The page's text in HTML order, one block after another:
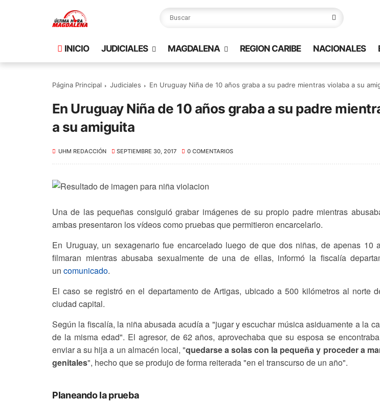
INICIO JUDICIALES MAGDALENA REGION CARIBE NACIONALES
Página Principal Judiciales En Uruguay Niña de 10 años graba a su padre mientras violaba a su
En Uruguay Niña de 10 años graba a su padre
a su amiguita
UHM REDACCIÓN SEPTIEMBRE 30, 2017 0 COMENTARIOS
Una de las pequeñas consiguió grabar imágenes de su propio padre mientras
ambas presentaron los vídeos como pruebas que permitieron encarcelarlo.
En Uruguay, un sexagenario fue encarcelado luego de que dos niñas, de apenas 10
filmaran mientras abusaba sexualmente de una de ellas, informó la fiscalía
un comunicado.
El caso se registró en el departamento de Artigas, ubicado a 500 kilómetros al norte
ciudad capital.
Según la fiscalía, la niña abusada acudía a "jugar y escuchar música asiduamente a la
de la misma edad". El agresor, de 62 años, aprovechaba que su esposa se
enviar a su hija a un almacén local, "quedarse a solas con la pequeña y proceder a
genitales", hecho que se produjo de forma reiterada "en el transcurso de un año".
Planeando la prueba